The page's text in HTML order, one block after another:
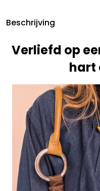
Beschrijving
Verliefd op
hart